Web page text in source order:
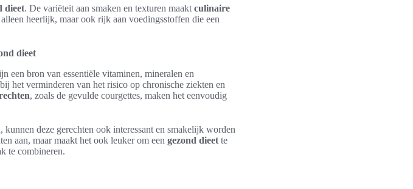
dieet. De variëteit aan smaken en texturen maakt culinaire
heerlijk, maar ook rijk aan voedingsstoffen die een
dieet
een bron van essentiële vitaminen, mineralen en
het verminderen van het risico op chronische ziekten en
, zoals de gevulde courgettes, maken het eenvoudig
deze gerechten ook interessant en smakelijk worden
aan, maar maakt het ook leuker om een gezond dieet te
te combineren.